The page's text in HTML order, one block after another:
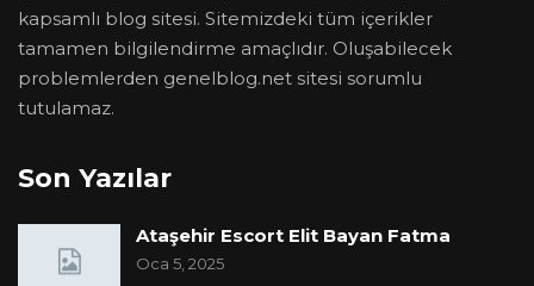
kapsamlı blog sitesi. Sitemizdeki tüm içerikler
tamamen bilgilendirme amaçlıdır. Oluşabilecek
problemlerden genelblog.net sitesi sorumlu
tutulamaz.
Son Yazılar
Ataşehir Escort Elit Bayan Fatma
Oca 5, 2025